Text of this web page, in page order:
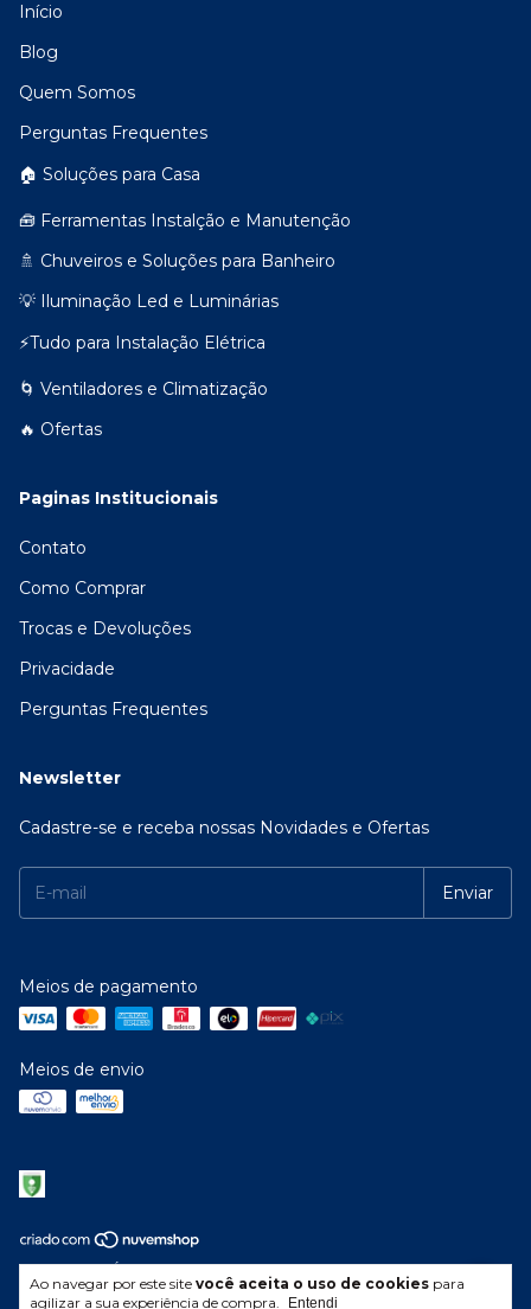
Ao navegar por este site você aceita o uso de cookies para
agilizar a sua experiência de compra.
Entendi
Início
Blog
Quem Somos
Perguntas Frequentes
🏠 Soluções para Casa
🧰 Ferramentas Instalção e Manutenção
🚿 Chuveiros e Soluções para Banheiro
💡 Iluminação Led e Luminárias
⚡Tudo para Instalação Elétrica
🌀 Ventiladores e Climatização
🔥 Ofertas
Paginas Institucionais
Contato
Como Comprar
Trocas e Devoluções
Privacidade
Perguntas Frequentes
Newsletter
Cadastre-se e receba nossas Novidades e Ofertas
Meios de pagamento
Meios de envio
Copyright ELÉTRICA RAIO 137 LTDA. - 03042990000119 - 2026. Todos
os direitos reservados.